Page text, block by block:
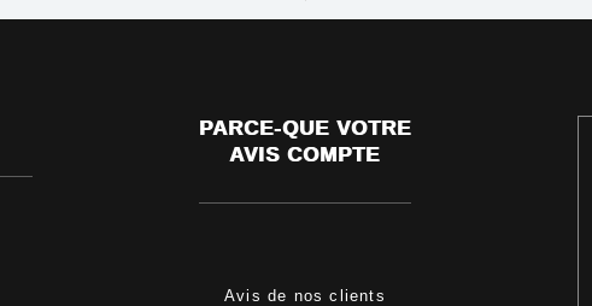
PARCE-QUE VOTRE
AVIS COMPTE
Avis de nos clients